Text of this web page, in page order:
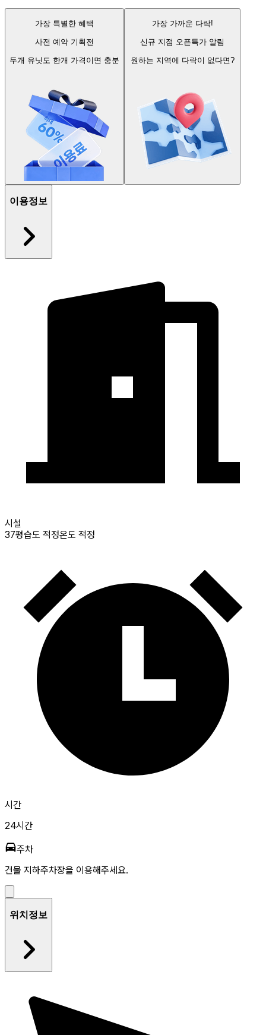
가장 특별한 혜택
사전 예약 기획전
두개 유닛도 한개 가격이면 충분
가장 가까운 다락!
신규 지점 오픈특가 알림
원하는 지역에 다락이 없다면?
이용정보
시설
37평습도 적정온도 적정
시간
24시간
주차
건물 지하주차장을 이용해주세요.
위치정보